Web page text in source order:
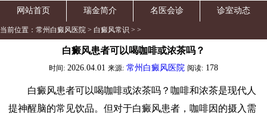
网站首页 瑞金简介 名医会诊 诊室动态
当前位置： 常州白癜风医院 > 白癜风常识 > >
白癜风患者可以喝咖啡或浓茶吗？
时间: 2026.04.01 来源: 常州白癜风医院 阅读: 178
白癜风患者可以喝咖啡或浓茶吗？咖啡和浓茶是现代人
提神醒脑的常见饮品。但对于白癜风患者，咖啡因的摄入需